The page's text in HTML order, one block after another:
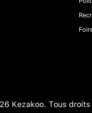
Kezakoo. Tous droits